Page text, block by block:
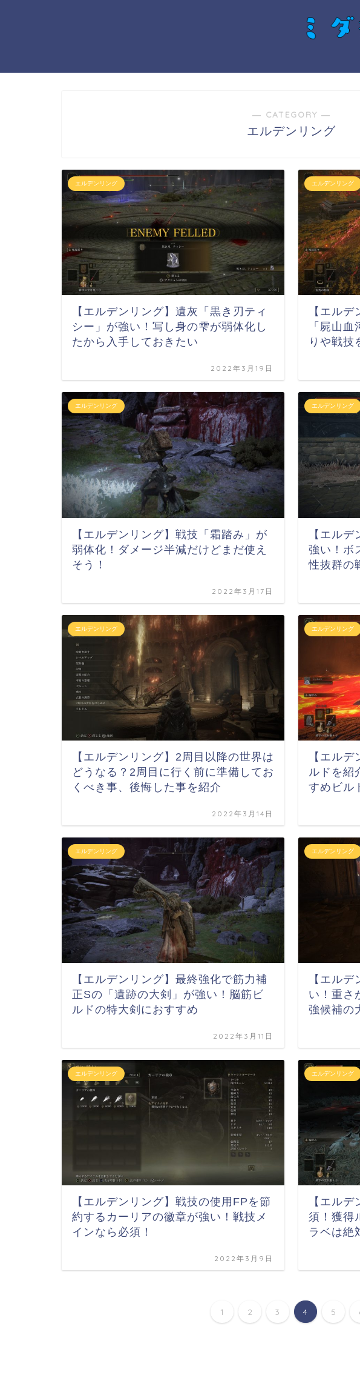
― CATEGORY ―
エルデンリング
エルデンリング
【エルデンリング】遺灰「黒き刃ティ
シー」が強い！写し身の雫が弱体化し
たから入手しておきたい
2022年3月19日
エルデンリング
【エル
「屍山
りや戦技
エルデンリング
【エルデンリング】戦技「霜踏み」が
弱体化！ダメージ半減だけどまだ使え
そう！
2022年3月17日
エルデンリング
【エル
強い！ボ
性抜群の
エルデンリング
【エルデンリング】2周目以降の世界は
どうなる？2周目に行く前に準備してお
くべき事、後悔した事を紹介
2022年3月14日
エルデンリング
【エル
ルドを紹
すめビル
エルデンリング
【エルデンリング】最終強化で筋力補
正Sの「遺跡の大剣」が強い！脳筋ビ
ルドの特大剣におすすめ
2022年3月11日
エルデンリング
【エル
い！重さ
強候補の
エルデンリング
【エルデンリング】戦技の使用FPを節
約するカーリアの徽章が強い！戦技メ
インなら必須！
2022年3月9日
エルデンリング
【エル
須！獲得
ラベは絶
1 2 3 4 5